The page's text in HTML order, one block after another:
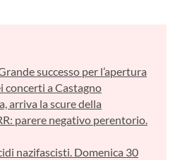
successo per l’apertura
concerti a Castagno
arriva la scure della
parere negativo perentorio.
nazifascisti. Domenica 30